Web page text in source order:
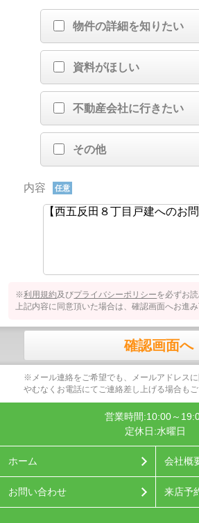
物件の詳細を知りたい
資料がほしい
不動産会社に行きたい
その他
内容 任意
※利用規約及びプライバシーポリシーを必ずお読
上記内容に同意頂いた場合は、確認画面へお進み
確認画面へ
※メール連絡をご希望でも、メールアドレスに
やむなくお電話にてご連絡差し上げる場合もご
営業時間:10:00～
定休日:水曜日
ホーム 会社概
お問い合わせ 来店予